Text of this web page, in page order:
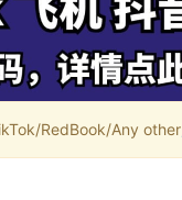
RedBook/Any other